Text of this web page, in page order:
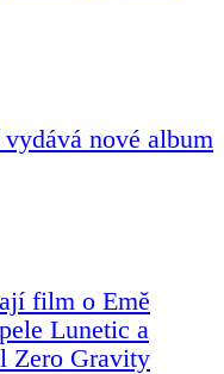
nové album
film o Emě
Lunetic a
Zero Gravity